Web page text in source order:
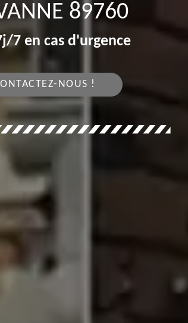
89760
7 en cas d'urgence
NOUS !